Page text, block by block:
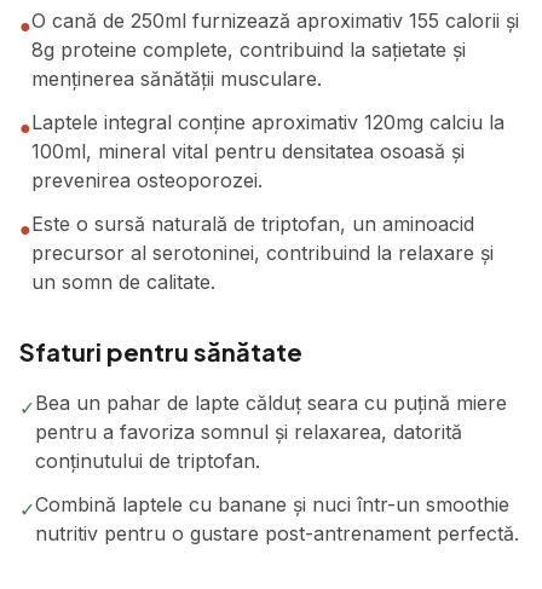
●O cană de 250ml furnizează aproximativ 155 calorii și
8g proteine complete, contribuind la sațietate și
menținerea sănătății musculare.
●Laptele integral conține aproximativ 120mg calciu la
100ml, mineral vital pentru densitatea osoasă și
prevenirea osteoporozei.
●Este o sursă naturală de triptofan, un aminoacid
precursor al serotoninei, contribuind la relaxare și
un somn de calitate.
Sfaturi pentru sănătate
✓Bea un pahar de lapte călduț seara cu puțină miere
pentru a favoriza somnul și relaxarea, datorită
conținutului de triptofan.
✓Combină laptele cu banane și nuci într-un smoothie
nutritiv pentru o gustare post-antrenament perfectă.